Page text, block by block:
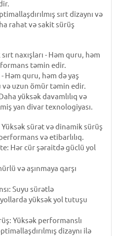
sırt dizaynı və
rahat və sakit sürüş
naxışları - Həm quru, həm
təmin edir.
- Həm quru, həm də yaş
uzun ömür təmin edir.
yüksək davamlılıq və
yan divar texnologiyası.
sürət və dinamik sürüş
və etibarlılıq.
Hər cür şəraitdə güclü yol
və aşınmaya qarşı
Suyu sürətlə
yüksək yol tutuşu
Yüksək performanslı
dizaynı ilə